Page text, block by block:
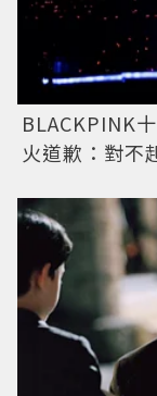
BLACKPINK
火道歉：對不